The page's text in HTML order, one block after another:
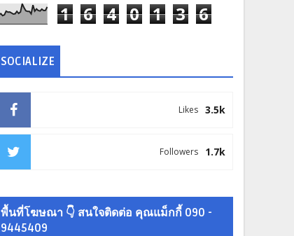
1 6 4 0 1 3 6
SOCIALIZE
3.5k
Likes
1.7k
Followers
พื้นที่โฆษณา 👇 สนใจติดต่อ คุณแม็กกี้ 090 -
9445409